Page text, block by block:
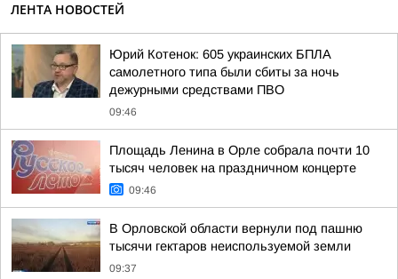
ЛЕНТА НОВОСТЕЙ
Юрий Котенок: 605 украинских БПЛА
самолетного типа были сбиты за ночь
дежурными средствами ПВО
09:46
Площадь Ленина в Орле собрала почти 10
тысяч человек на праздничном концерте
09:46
В Орловской области вернули под пашню
тысячи гектаров неиспользуемой земли
09:37